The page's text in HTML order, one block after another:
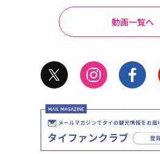
動画一覧へ